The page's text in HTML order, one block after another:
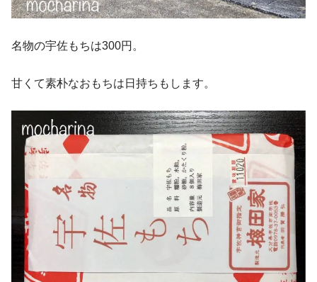
名物の宇佐もちは300円。
甘くて素朴なおもちは日持ちもします。